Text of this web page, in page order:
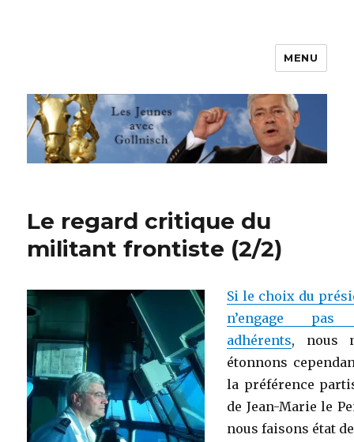
Les jeunes avec Gollnisch
MENU
Le regard critique du
militant frontiste (2/2)
Si le choix du
n’engage
adhérents, nous
étonnons
la préférence
de Jean-Marie le
nous faisons état